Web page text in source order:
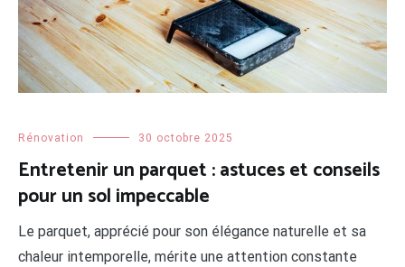
Rénovation 30 octobre 2025
Entretenir un parquet : astuces et conseils
pour un sol impeccable
Le parquet, apprécié pour son élégance naturelle et sa
chaleur intemporelle, mérite une attention constante